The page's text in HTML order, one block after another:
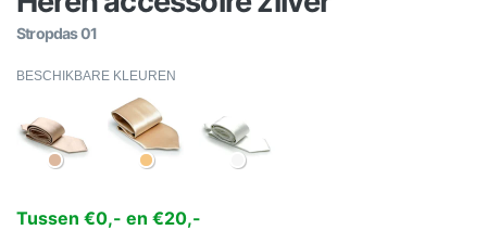
Stropdas 01
BESCHIKBARE KLEUREN
Tussen €0,- en €20,-